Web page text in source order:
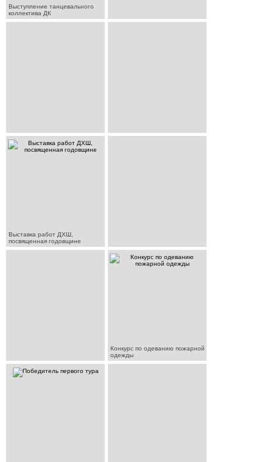
Выступление танцевального
коллектива ДК
Выставка работ ДХШ,
посвященная годовщине
Конкурс по одеванию пожарной
одежды